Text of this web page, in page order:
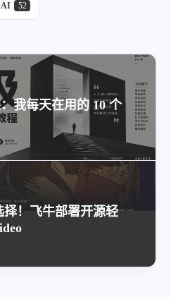
AI 52
我每天在用的 10 个
！飞牛部署开源轻